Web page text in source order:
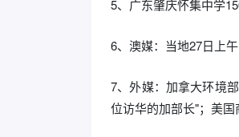
5、广东肇庆怀集中学
6、澳媒：当地27日上
7、外媒：加拿大环境
位访华的加部长"；美国